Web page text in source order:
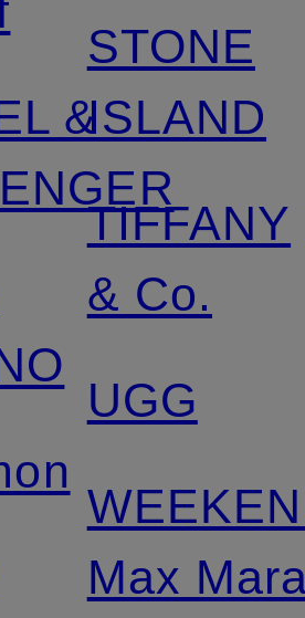
&
STONE
ISLAND
TIFFANY
& Co.
UGG
Max